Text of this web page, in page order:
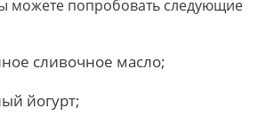
можете попробовать следующие
сливочное масло;
йогурт;